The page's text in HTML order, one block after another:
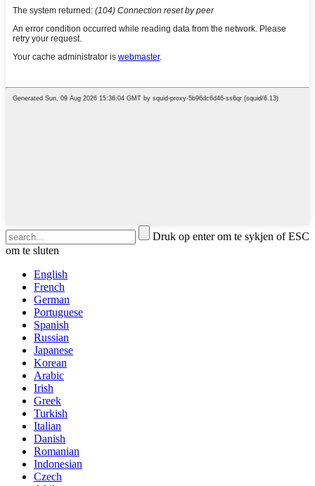
Druk op enter om te sykjen of ESC
om te sluten
English
French
German
Portuguese
Spanish
Russian
Japanese
Korean
Arabic
Irish
Greek
Turkish
Italian
Danish
Romanian
Indonesian
Czech